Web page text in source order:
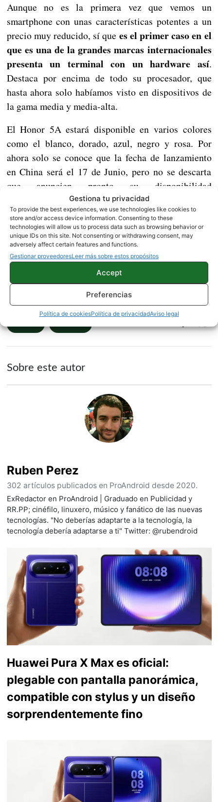
Gestiona tu privacidad
To provide the best experiences, we use technologies like cookies to
store and/or access device information. Consenting to these
technologies will allow us to process data such as browsing behavior or
unique IDs on this site. Not consenting or withdrawing consent, may
adversely affect certain features and functions.
Gestionar proveedoresLeer más sobre estos propósitos
Accept
Preferencias
Política de cookiesPolítica de privacidadAviso legal
Aunque no es la primera vez que vemos un
smartphone con unas características potentes a un
precio muy reducido, sí que es el primer caso en el
que es una de la grandes marcas internacionales
presenta un terminal con un hardware así.
Destaca por encima de todo su procesador, que
hasta ahora solo habíamos visto en dispositivos de
la gama media y media-alta.
El Honor 5A estará disponible en varios colores
como el blanco, dorado, azul, negro y rosa. Por
ahora solo se conoce que la fecha de lanzamiento
en China será el 17 de Junio, pero no se descarta
que anuncien pronto su disponibilidad
internacionalmente.El precio de salida en su país
natal será de 94€, pero es de esperar que ese
precio suba en Europa y en el resto del mundo.
Huawei volvería a fabricar los nuevos Nexus
GSMArena
Sobre este autor
Ruben Perez
302 artículos publicados en ProAndroid desde 2020.
ExRedactor en ProAndroid | Graduado en Publicidad y
RR.PP; cinéfilo, linuxero, músico y fanático de las nuevas
tecnologías. "No deberías adaptarte a la tecnología, la
tecnología debería adaptarse a ti" Twitter: @rubendroid
Huawei Pura X Max es oficial:
plegable con pantalla panorámica,
compatible con stylus y un diseño
sorprendentemente fino